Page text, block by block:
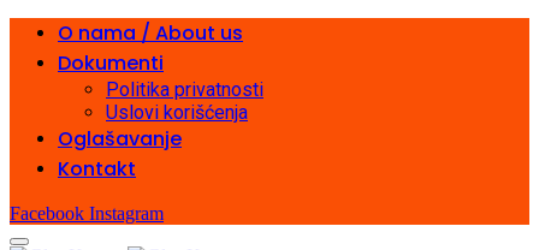
O nama / About us
Dokumenti
Politika privatnosti
Uslovi korišćenja
Oglašavanje
Kontakt
Facebook Instagram